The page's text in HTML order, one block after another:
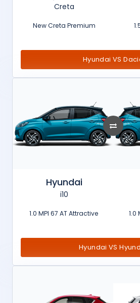
Creta
New Creta Premium
Hyundai VS
Hyundai
i10
1.0 MPI 67 AT Attractive 1.0
Hyundai VS